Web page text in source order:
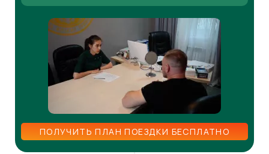
ПОЛУЧИТЬ ПЛАН ПОЕЗДКИ БЕСПЛАТНО